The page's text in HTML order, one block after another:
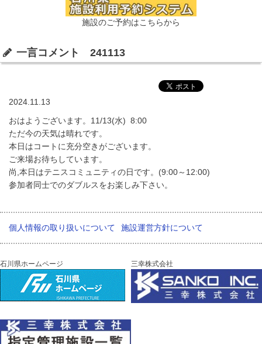
施設のご予約はこちらから
一言コメント 241113
2024.11.13
おはようございます。11/13(水) 8:00
ただ今の天気は晴れです。
本日はコートに充分空きがございます。
ご来場お待ちしています。
尚,本日はテニスコミュニティの日です。(9:00～12:00)
参加者同士でのダブルスをお楽しみ下さい。
個人情報の取り扱いについて 施設運営方針について
石川県ホームページ 三幸株式会社